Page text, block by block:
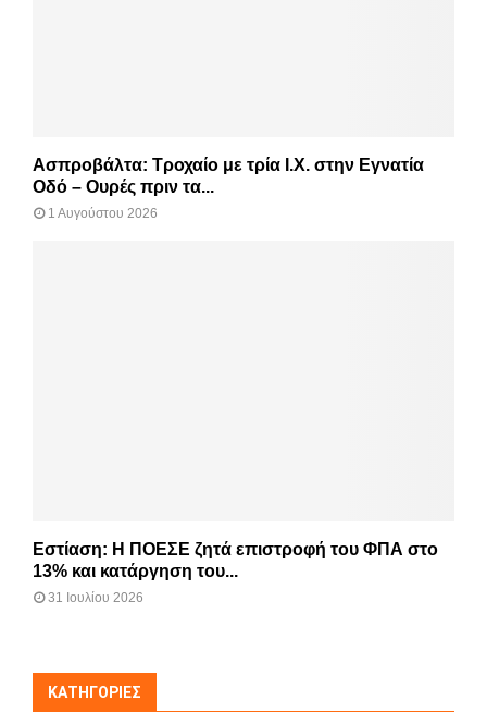
Ασπροβάλτα: Τροχαίο με τρία Ι.Χ. στην Εγνατία
Οδό – Ουρές πριν τα...
1 Αυγούστου 2026
Εστίαση: Η ΠΟΕΣΕ ζητά επιστροφή του ΦΠΑ στο
13% και κατάργηση του...
31 Ιουλίου 2026
KΑΤΗΓΟΡΊΕΣ